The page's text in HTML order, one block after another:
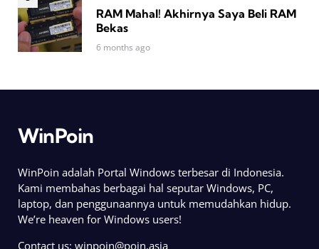
RAM Mahal! Akhirnya Saya Beli RAM
Bekas
6 months ago
WinPoin
WinPoin adalah Portal Windows terbesar di Indonesia.
Kami membahas berbagai hal seputar Windows, PC,
laptop, dan penggunaannya untuk memudahkan hidup.
We’re heaven for Windows users!
Contact us: winpoin@poin.asia